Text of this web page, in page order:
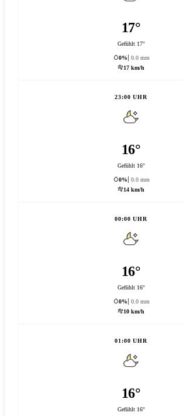
17°
Gefühlt 17°
0%
0.0 mm
17 km/h
23:00 UHR
16°
Gefühlt 16°
0%
0.0 mm
14 km/h
00:00 UHR
16°
Gefühlt 16°
0%
0.0 mm
10 km/h
01:00 UHR
16°
Gefühlt 16°